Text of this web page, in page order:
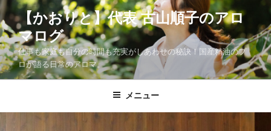
コ
ン
テ
ン
ツ
へ
【かおりと】代表 古山順子のアロ
マログ
仕事も家庭も自分の時間も充実がしあわせの秘訣！国産精油のプ
ロが語る日常のアロマ。
メニュー